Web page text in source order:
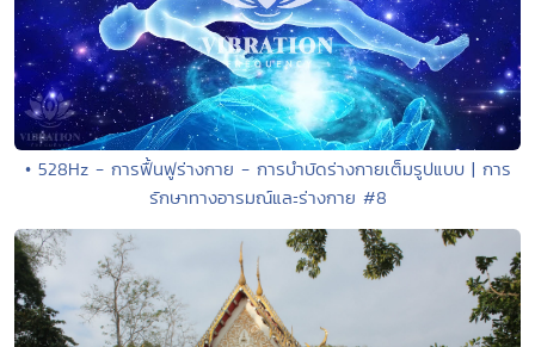
• 528Hz - การฟื้นฟูร่างกาย - การบำบัดร่างกายเต็มรูปแบบ | การ
รักษาทางอารมณ์และร่างกาย #8